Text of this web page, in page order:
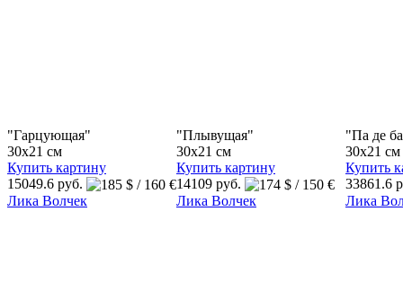
"Гарцующая"
30x21 см
Купить картину
15049.6 руб.
"Плывущая"
30x21 см
Купить картину
14109 руб.
"Па де
30x21 см
Купить
33861.6
Лика Волчек
Лика Волчек Лика